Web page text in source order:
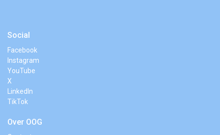
Social
Facebook
Instagram
YouTube
X
LinkedIn
TikTok
Over OOG